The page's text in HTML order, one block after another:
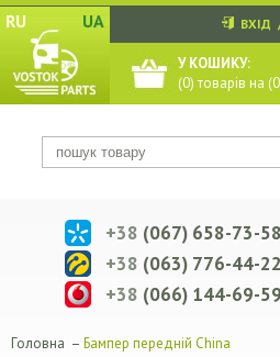
RU UA ВХІД
У КОШИКУ:
(0) товарів на (0
+38 (067) 658-73-58
+38 (063) 776-44-22
+38 (066) 144-69-59
Головна – Бампер передній China